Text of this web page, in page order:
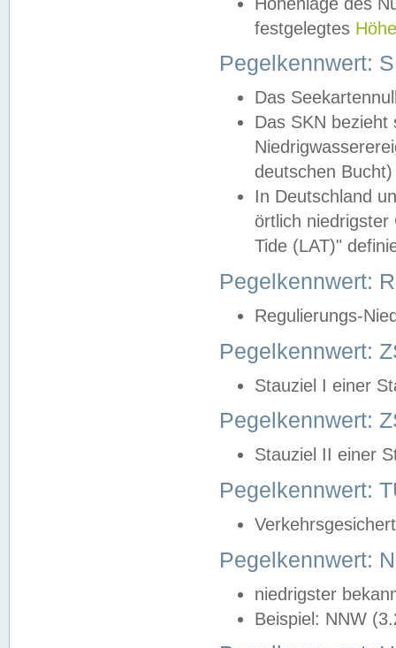
festgelegtes
Pegelkennwert:
Das
Das SKN
deutschen
In Deutschland
örtlich
Tide (LAT)"
Pegelkennwert:
Regulierungs-
Pegelkennwert:
Stauziel I einer
Pegelkennwert:
Stauziel II einer
Pegelkennwert:
Pegelkennwert:
niedrigster
Beispiel: NNW